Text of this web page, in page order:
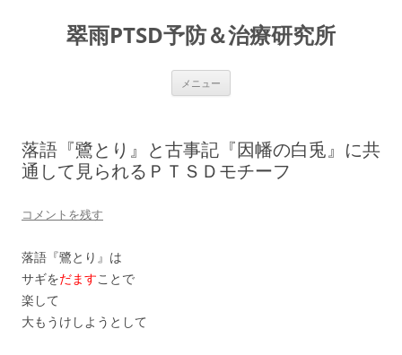
翠雨PTSD予防＆治療研究所
メニュー
落語『鷺とり』と古事記『因幡の白兎』に共
通して見られるＰＴＳＤモチーフ
コメントを残す
落語『鷺とり』は
サギをだますことで
楽して
大もうけしようとして